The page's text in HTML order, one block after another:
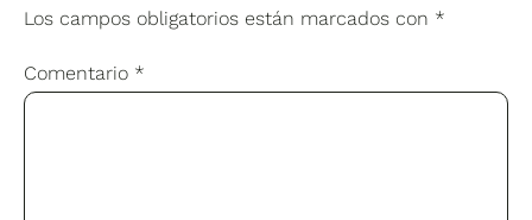
Los campos obligatorios están marcados con *
Comentario *